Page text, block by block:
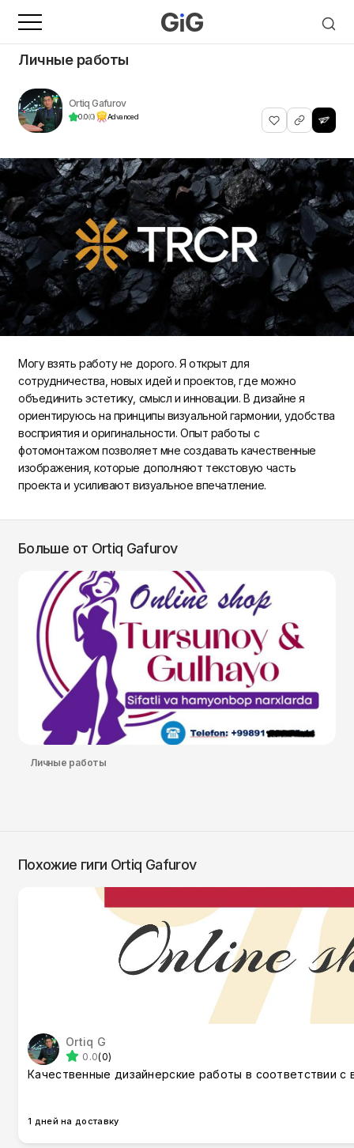
Личные работы
Ortiq Gafurov
0.0(0) Advanced
Могу взять работу не дорого. Я открыт для
сотрудничества, новых идей и проектов, где можно
объединить эстетику, смысл и инновации. В дизайне я
ориентируюсь на принципы визуальной гармонии, удобства
восприятия и оригинальности. Опыт работы с
фотомонтажом позволяет мне создавать качественные
изображения, которые дополняют текстовую часть
проекта и усиливают визуальное впечатление.
Больше от Ortiq Gafurov
Личные работы
Похожие гиги Ortiq Gafurov
Ortiq G
0.0(0)
Качественные дизайнерские работы в соответствии
1 дней на доставку